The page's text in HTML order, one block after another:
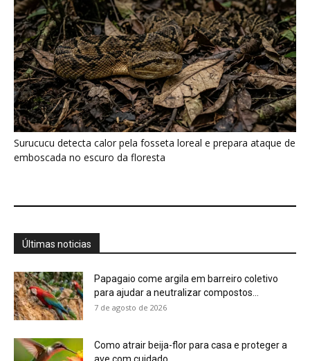
Últimas noticias
Papagaio come argila em barreiro coletivo
para ajudar a neutralizar compostos...
7 de agosto de 2026
Como atrair beija-flor para casa e proteger a
ave com cuidado
7 de agosto de 2026
Martim-pescador ajusta dois focos na retina
7 de agosto de 2026
7 de agosto de 2026